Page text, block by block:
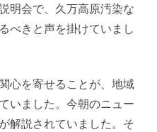
明会で、久万高原汚染な
べきと声を掛けていまし
心を寄せることが、地域
いました。今朝のニュー
解説されていました。そ